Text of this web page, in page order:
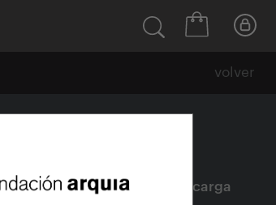
volver
Ficha| Descarga